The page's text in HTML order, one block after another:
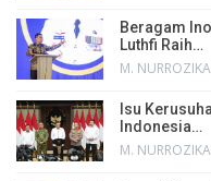
Beragam
Luthfi Raih…
M.
Isu
Indonesia…
M.